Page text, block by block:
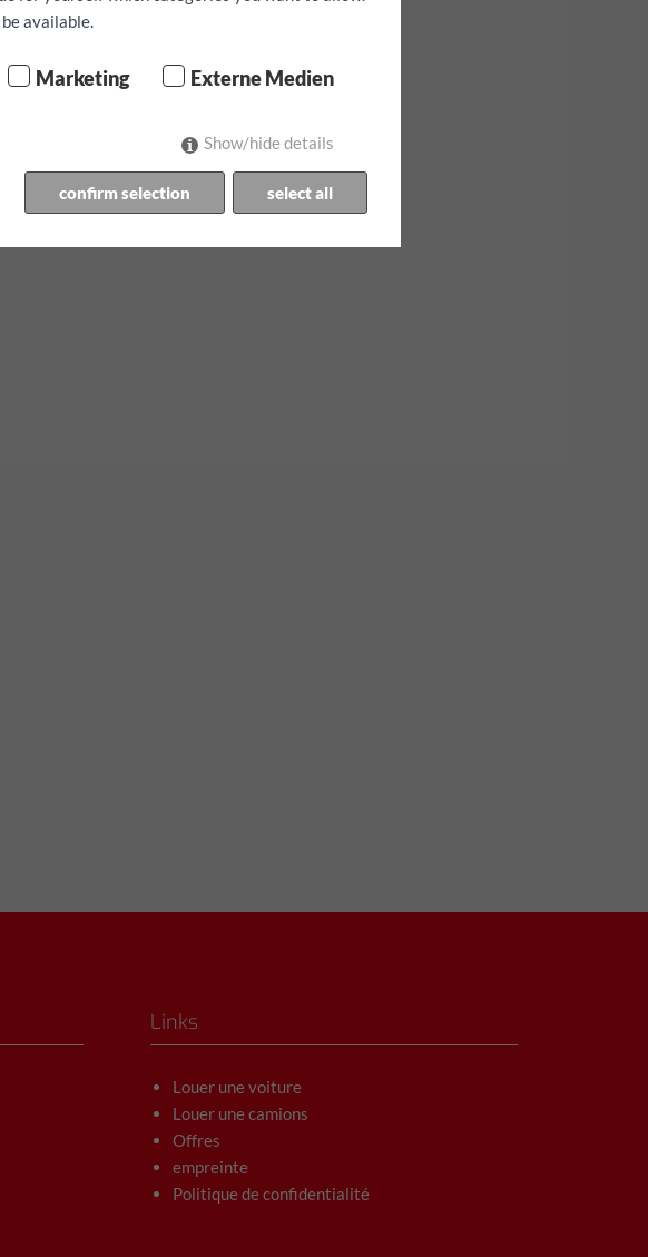
Links
Louer une voiture
Louer une camions
Offres
empreinte
Politique de confidentialité
available.
Marketing Externe Medien
Show/hide details
confirm selection select all